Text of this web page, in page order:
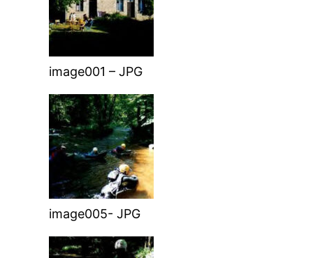
image001 – JPG
image005- JPG